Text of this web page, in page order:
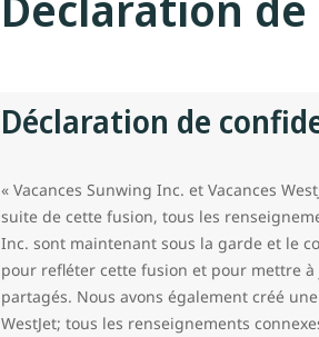
Déclaration de
« Vacances Sunwing Inc. et Vacances
suite de cette fusion, tous les
Inc. sont maintenant sous la garde et le
pour refléter cette fusion et pour mettre
partagés. Nous avons également créé
WestJet; tous les renseignements